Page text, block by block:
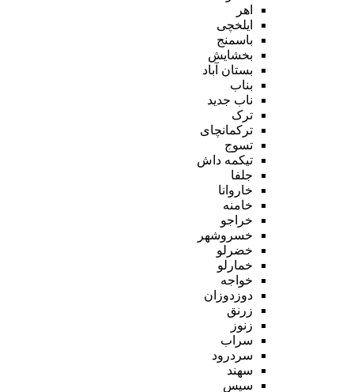
اهر
ایلخچی
باسمنج
بخشایش
بستان آباد
بناب
ناب جدید
ترک
ترکمانچای
تسوج
تیکمه داش
جلفا
خاروانا
خامنه
خراجو
خسروشهر
خضرلو
خمارلو
خواجه
دوزدوزان
زرنق
زنوز
سراب
سردرود
سهند
سیس